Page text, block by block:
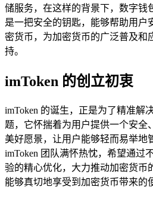
储服务，在这样的背景下，数字钱
是一把安全的钥匙，能够帮助用户
密货币，为加密货币的广泛普及和
持。
imToken 的创立初衷
imToken 的诞生，正是为了精准解
题，它怀揣着为用户提供一个安全
美好愿景，让用户能够轻而易举地
imToken 团队满怀热忱，希望通过
验的精心优化，大力推动加密货币
能够真切地享受到加密货币带来的